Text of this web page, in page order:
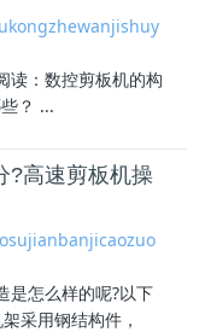
读：数控剪板机的构
？ ...
?高速剪板机操
是怎么样的呢?以下
用钢结构件，